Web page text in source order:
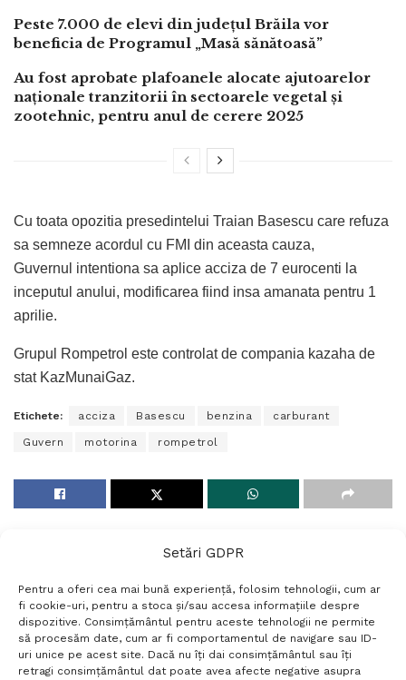
Setări GDPR
Pentru a oferi cea mai bună experiență, folosim tehnologii, cum ar
fi cookie-uri, pentru a stoca și/sau accesa informațiile despre
dispozitive. Consimțământul pentru aceste tehnologii ne permite
să procesăm date, cum ar fi comportamentul de navigare sau ID-
uri unice pe acest site. Dacă nu îți dai consimțământul sau îți
retragi consimțământul dat poate avea afecte negative asupra
Peste 7.000 de elevi din județul Brăila vor
beneficia de Programul „Masă sănătoasă”
Au fost aprobate plafoanele alocate ajutoarelor
naționale tranzitorii în sectoarele vegetal şi
zootehnic, pentru anul de cerere 2025
Cu toata opozitia presedintelui Traian Basescu care refuza
sa semneze acordul cu FMI din aceasta cauza,
Guvernul intentiona sa aplice acciza de 7 eurocenti la
inceputul anului, modificarea fiind insa amanata pentru 1
aprilie.
Grupul Rompetrol este controlat de compania kazaha de
stat KazMunaiGaz.
Etichete: acciza Basescu benzina carburant
Guvern motorina rompetrol
Termeni si conditii
Politică de confidențialitate